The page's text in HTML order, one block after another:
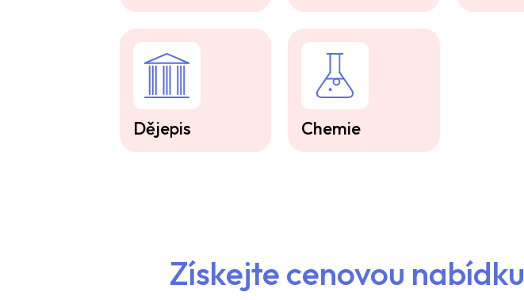
Dějepis Chemie
Získejte cenovou nabídku